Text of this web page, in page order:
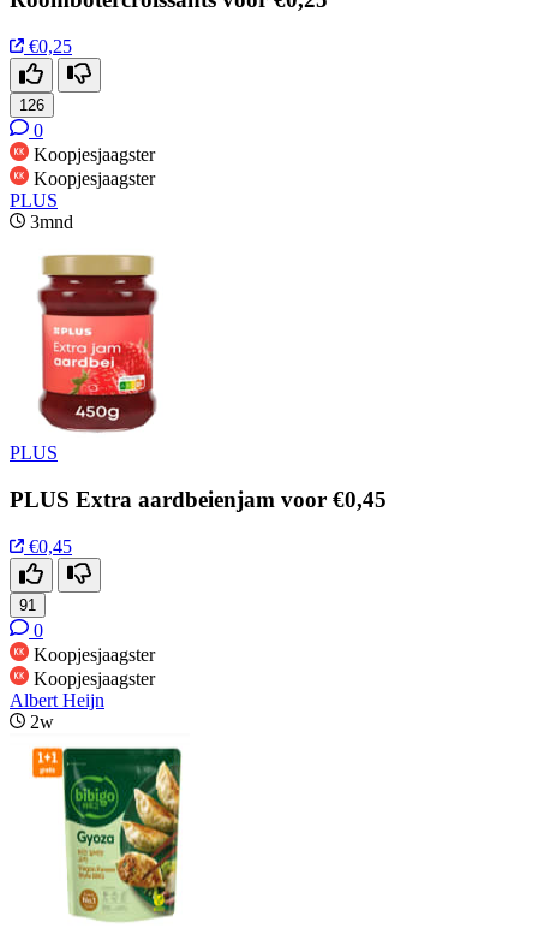
€0,25
126
0
Koopjesjaagster
Koopjesjaagster
PLUS
3mnd
PLUS
PLUS Extra aardbeienjam voor €0,45
€0,45
91
0
Koopjesjaagster
Koopjesjaagster
Albert Heijn
2w